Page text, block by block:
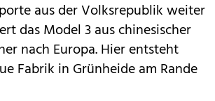
aus der Volksrepublik weiter
das Model 3 aus chinesischer
nach Europa. Hier entsteht
Fabrik in Grünheide am Rande